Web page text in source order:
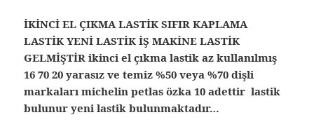
İKİNCİ EL ÇIKMA LASTİK SIFIR KAPLAMA
LASTİK YENİ LASTİK İŞ MAKİNE LASTİK
GELMİŞTİR ikinci el çıkma lastik az kullanılmış
16 70 20 yarasız ve temiz %50 veya %70 dişli
markaları michelin petlas özka 10 adettir lastik
bulunur yeni lastik bulunmaktadır…